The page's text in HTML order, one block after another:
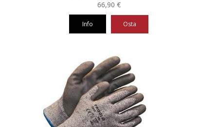
66,90 €
Info Osta
valinnat